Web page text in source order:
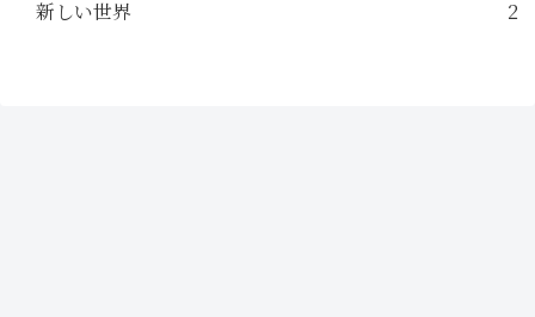
新しい世界 2